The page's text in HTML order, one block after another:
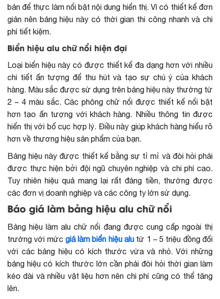
bản để thực làm nổi bật nội dung hiển thị. Vì có thiết kế đơn
giản nên bảng hiệu này có thời gian thi công nhanh và chi
phí tiết kiệm.
Biển hiệu alu chữ nổi hiện đại
Loại biển hiệu này có được thiết kế đa dạng hơn với nhiều
chi tiết ấn tượng để thu hút và tạo sự chú ý của khách
hàng. Màu sắc được sử dụng trên bảng hiệu này thường từ
2 – 4 màu sắc. Các phông chữ nổi được thiết kế nổi bật
hơn tạo ấn tượng với khách hàng. Nhiều thông tin được
hiển thị với bố cục hợp lý. Điều này giúp khách hàng hiểu rõ
hơn về thương hiệu sản phẩm của bạn.
Bảng hiệu này được thiết kế bằng sự tỉ mỉ và đòi hỏi phải
được thực hiện bởi đội ngũ chuyên nghiệp và chi phí cao.
Tuy nhiên hiệu quả mang lại rất đáng tiền, thường được
các đơn vị doanh nghiệp và các công ty lớn sử dụng.
Báo giá làm bảng hiệu alu chữ nổi
Bảng hiệu làm alu chữ nổi đang được cung cấp ngoài thị
trường với mức giá làm biển hiệu alu từ 1 – 5 triệu đồng đối
với các bảng hiệu có kích thước vừa và nhỏ. Với những
bảng hiệu có kích thước lớn cần phải đòi hỏi thời gian làm
kéo dài và nhiều vật liệu hơn nên chi phí cũng có thể tăng
lên.